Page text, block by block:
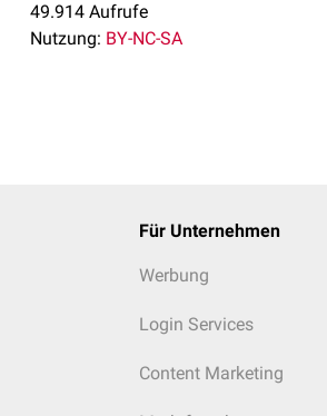
49.914 Aufrufe
Nutzung: BY-NC-SA
Für Unternehmen
Werbung
Login Services
Content Marketing